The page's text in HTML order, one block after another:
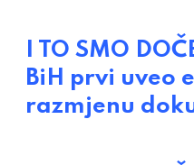
I TO SMO
BiH prvi uveo
razmjenu